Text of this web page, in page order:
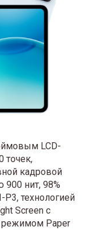
LCD-
точек,
кадровой
900 нит, 98%
технологией
Screen с
режимом Paper